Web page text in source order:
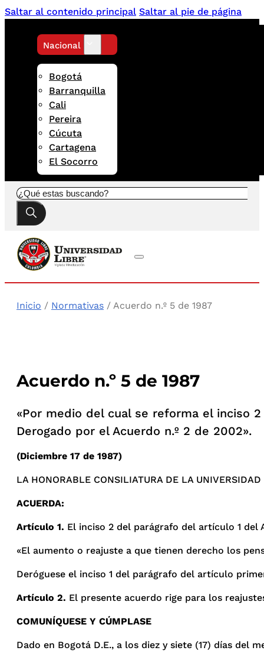
Saltar al contenido principal Saltar al pie de página
Nacional
Bogotá
Barranquilla
Cali
Pereira
Cúcuta
Cartagena
El Socorro
Buscar
Inicio / Normativas / Acuerdo n.º 5 de 1987
Acuerdo n.º 5 de 1987
«Por medio del cual se reforma el inciso
Derogado por el Acuerdo n.º 2 de 2002».
(Diciembre 17 de 1987)
LA HONORABLE CONSILIATURA DE LA
ACUERDA:
Artículo 1. El inciso 2 del parágrafo del artículo 1 del
«El aumento o reajuste a que tienen derecho los
Deróguese el inciso 1 del parágrafo del artículo
Artículo 2. El presente acuerdo rige para los
COMUNÍQUESE Y CÚMPLASE
Dado en Bogotá D.E., a los diez y siete (17) días del